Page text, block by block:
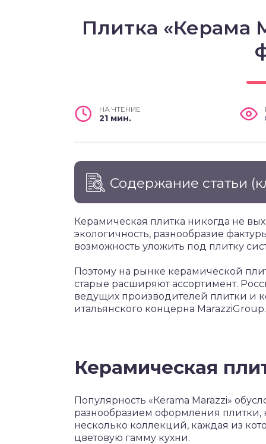
Плитка «Керама
НА ЧТЕНИЕ
21 мин.
Содержание статьи
Керамическая плитка никогда не
экологичность, разнообразие
возможность уложить под плитку
Поэтому на рынке керамической
старые расширяют ассортимент.
ведущих производителей плитки и
итальянского концерна MarazziGroup.
Керамическая
Популярность «Кerama Мarazzi»
разнообразием оформления
несколько коллекций, каждая из
цветовую гамму кухни.